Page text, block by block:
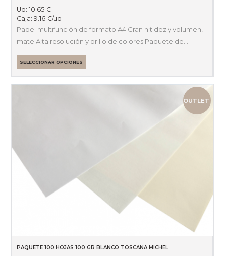
Ud:10.65€
Caja:9.16€/ud
Papel multifunción de formato A4 Gran nitidez y volumen,
mate Alta resolución y brillo de colores Paquete de…
SELECCIONAR OPCIONES
OUTLET
PAQUETE 100 HOJAS 100 GR BLANCO TOSCANA MICHEL